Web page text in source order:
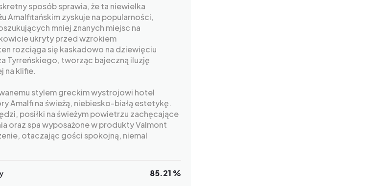
sposób sprawia, że ta niewielka
Amalfitańskim zyskuje na popularności,
mniej znanych miejsc na
ukryty przed wzrokiem
rozciąga się kaskadowo na dziewięciu
Tyrreńskiego, tworząc bajeczną iluzję
na klifie.
stylem greckim wystrojowi hotel
Amalfi na świeżą, niebiesko-białą estetykę.
posiłki na świeżym powietrzu zachęcające
oraz spa wyposażone w produkty Valmont
otaczając gości spokojną, niemal
85.21 %